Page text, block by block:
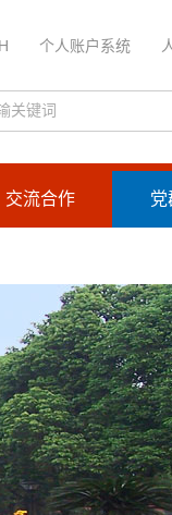
个人账户系统
交流合作 党